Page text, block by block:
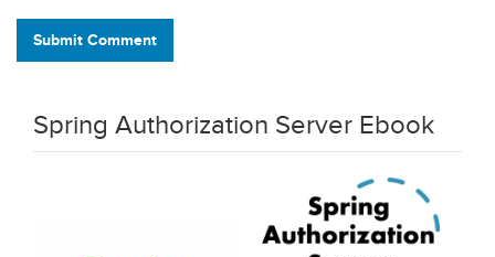
Submit Comment
Spring Authorization Server Ebook